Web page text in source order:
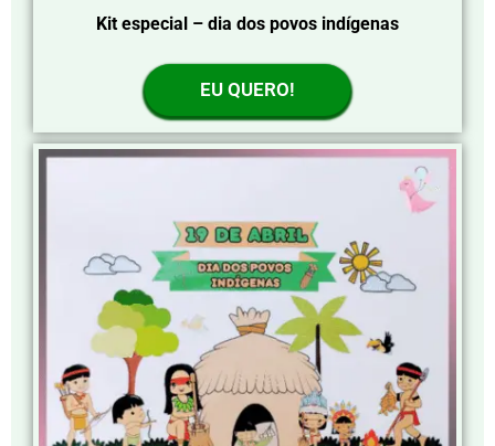
Kit especial – dia dos povos indígenas
EU QUERO!